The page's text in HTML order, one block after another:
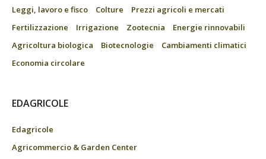
Leggi, lavoro e fisco
Colture
Prezzi agricoli e mercati
Fertilizzazione
Irrigazione Zootecnia
Energie rinnovabili
Agricoltura biologica
Biotecnologie
Cambiamenti climatici
Economia circolare
EDAGRICOLE
Edagricole
Agricommercio & Garden Center